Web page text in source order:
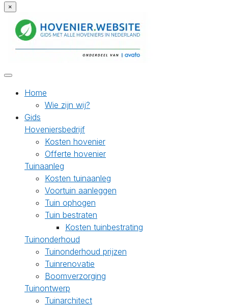
×
Home
Wie zijn wij?
Gids
Hoveniersbedrijf
Kosten hovenier
Offerte hovenier
Tuinaanleg
Kosten tuinaanleg
Voortuin aanleggen
Tuin ophogen
Tuin bestraten
Kosten tuinbestrating
Tuinonderhoud
Tuinonderhoud prijzen
Tuinrenovatie
Boomverzorging
Tuinontwerp
Tuinarchitect